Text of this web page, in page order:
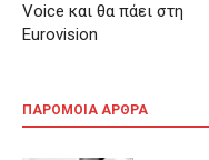
Voice και θα πάει στη
Eurovision
ΠΑΡΟΜΟΙΑ ΑΡΘΡΑ